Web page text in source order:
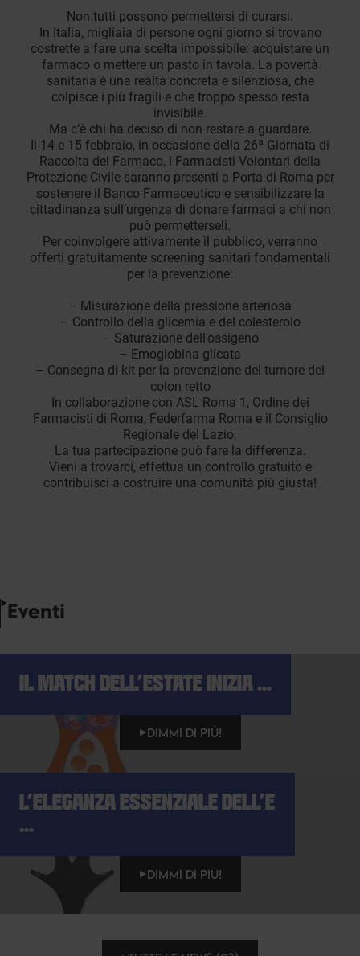
Non tutti possono permettersi di curarsi.
In Italia, migliaia di persone ogni giorno si trovano
costrette a fare una scelta impossibile: acquistare un
farmaco o mettere un pasto in tavola. La povertà
sanitaria è una realtà concreta e silenziosa, che
colpisce i più fragili e che troppo spesso resta
invisibile.
Ma c’è chi ha deciso di non restare a guardare.
Il 14 e 15 febbraio, in occasione della 26ª Giornata di
Raccolta del Farmaco, i Farmacisti Volontari della
Protezione Civile saranno presenti a Porta di Roma per
sostenere il Banco Farmaceutico e sensibilizzare la
cittadinanza sull’urgenza di donare farmaci a chi non
può permetterseli.
Per coinvolgere attivamente il pubblico, verranno
offerti gratuitamente screening sanitari fondamentali
per la prevenzione:
– Misurazione della pressione arteriosa
– Controllo della glicemia e del colesterolo
– Saturazione dell’ossigeno
– Emoglobina glicata
– Consegna di kit per la prevenzione del tumore del
colon retto
In collaborazione con ASL Roma 1, Ordine dei
Farmacisti di Roma, Federfarma Roma e il Consiglio
Regionale del Lazio.
La tua partecipazione può fare la differenza.
Vieni a trovarci, effettua un controllo gratuito e
contribuisci a costruire una comunità più giusta!
Eventi
IL MATCH DELL'ESTATE INIZIA ...
DIMMI DI PIÙ!
L'ELEGANZA ESSENZIALE DELL'E
...
DIMMI DI PIÙ!